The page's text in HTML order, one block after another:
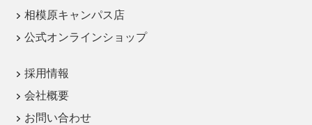
相模原キャンパス店
公式オンラインショップ
採用情報
会社概要
お問い合わせ